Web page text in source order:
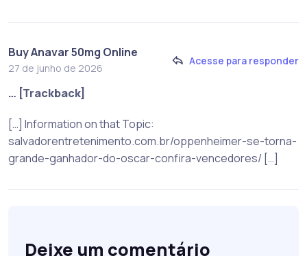
Buy Anavar 50mg Online
27 de junho de 2026
Acesse para responder
… [Trackback]
[…] Information on that Topic:
salvadorentretenimento.com.br/oppenheimer-se-torna-
grande-ganhador-do-oscar-confira-vencedores/ […]
Deixe um comentário